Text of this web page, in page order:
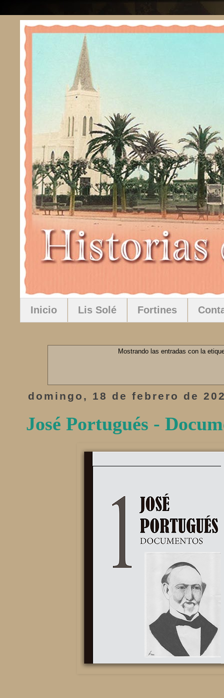
Inicio Lis Solé Fortines
Mostrando las entradas con la
domingo, 18 de febrero de
José Portugués -